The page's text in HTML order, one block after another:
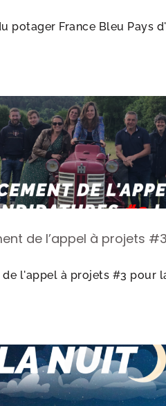
potager France Bleu Pays
de l’appel à projets
de l'appel à projets #3 pour